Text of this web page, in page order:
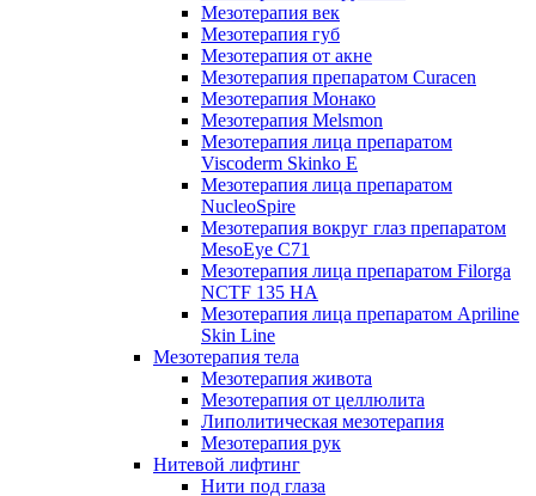
Мезотерапия век
Мезотерапия губ
Мезотерапия от акне
Мезотерапия препаратом Curacen
Мезотерапия Монако
Мезотерапия Melsmon
Мезотерапия лица препаратом
Viscoderm Skinko E
Мезотерапия лица препаратом
NucleoSpire
Мезотерапия вокруг глаз препаратом
MesoEye С71
Мезотерапия лица препаратом Filorga
NCTF 135 HA
Мезотерапия лица препаратом Apriline
Skin Line
Мезотерапия тела
Мезотерапия живота
Мезотерапия от целлюлита
Липолитическая мезотерапия
Мезотерапия рук
Нитевой лифтинг
Нити под глаза